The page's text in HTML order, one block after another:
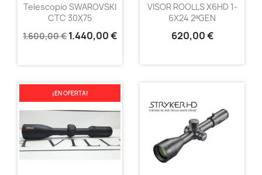
Telescopio SWAROVSKI
CTC 30X75
1.600,00 € 1.440,00 €
VISOR ROOLLS X6HD 1-
6X24 2ªGEN
620,00 €
¡EN OFERTA!